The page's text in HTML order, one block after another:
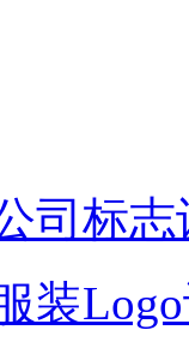
司标
装